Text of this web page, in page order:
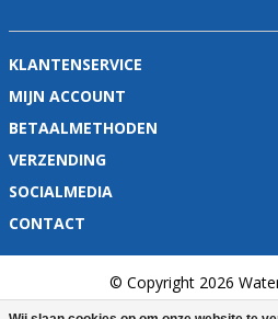
KLANTENSERVICE
MIJN ACCOUNT
BETAALMETHODEN
VERZENDING
SOCIALMEDIA
CONTACT
© Copyright 2026